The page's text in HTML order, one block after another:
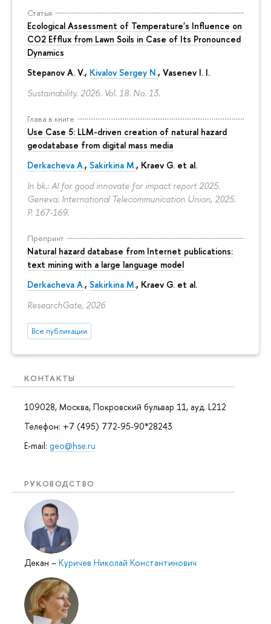
Статья
Ecological Assessment of Temperature's Influence on
CO2 Efflux from Lawn Soils in Case of Its Pronounced
Dynamics
Stepanov A. V., Kivalov Sergey N., Vasenev I. I.
Sustainability. 2026. Vol. 18. No. 13.
Глава в книге
Use Case 5: LLM-driven creation of natural hazard
geodatabase from digital mass media
Derkacheva A., Sakirkina M., Kraev G. et al.
In bk.: AI for good innovate for impact report 2025.
Geneva: International Telecommunication Union, 2025.
P. 167-169.
Препринт
Natural hazard database from Internet publications:
text mining with a large language model
Derkacheva A., Sakirkina M., Kraev G. et al.
ResearchGate, 2026
Все публикации
КОНТАКТЫ
109028, Москва, Покровский бульвар 11, ауд. L212
Телефон: +7 (495) 772-95-90*28243
E-mail: geo@hse.ru
РУКОВОДСТВО
Декан – Куричев Николай Константинович